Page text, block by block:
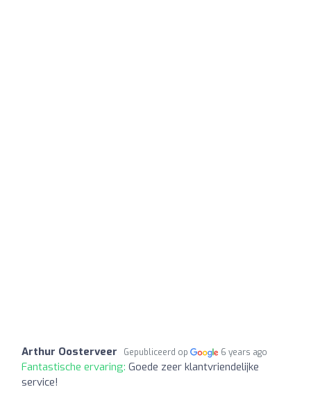
Arthur Oosterveer Gepubliceerd op 6 years ago
Fantastische ervaring: Goede zeer klantvriendelijke
service!